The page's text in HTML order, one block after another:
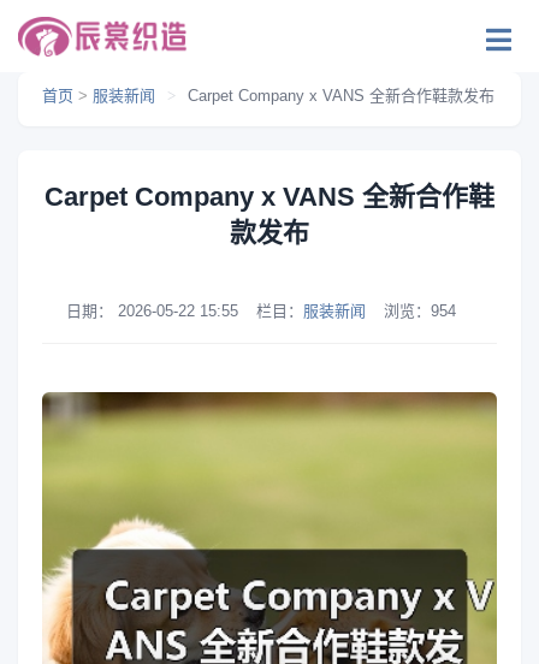
首页 > 服装新闻 > Carpet Company x VANS 全新合作鞋款发布
Carpet Company x VANS 全新合作鞋
款发布
日期： 2026-05-22 15:55 栏目： 服装新闻 浏览： 954